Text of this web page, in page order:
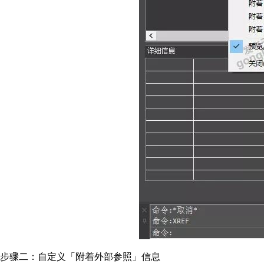
步骤二：自定义「附着外部参照」信息